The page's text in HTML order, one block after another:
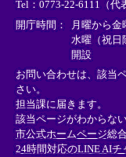
ク
＞
ク
＞
ク
＞
Tel：0773-22-6111（代
開庁時間： 月曜から金
水曜（祝日
開設
お問い合わせは、該当
さい。
担当課に届きます。
該当ページがわからな
市公式ホームページ総
24時間対応のLINE AIチ